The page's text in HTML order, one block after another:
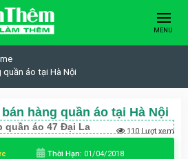
MENU
quần áo tại Hà Nội
hàng quần áo tại Hà Nội
quần áo 47 Đại La 110 Lượt xem
Thời Hạn: 01/04/2018